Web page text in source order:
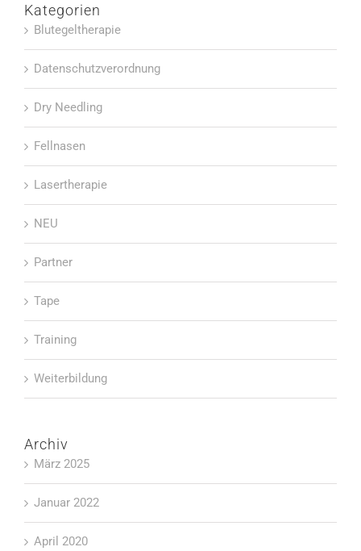
Kategorien
Blutegeltherapie
Datenschutzverordnung
Dry Needling
Fellnasen
Lasertherapie
NEU
Partner
Tape
Training
Weiterbildung
Archiv
März 2025
Januar 2022
April 2020